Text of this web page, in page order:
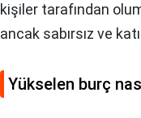
kişiler tarafından
ancak sabırsız ve
Yükselen burç